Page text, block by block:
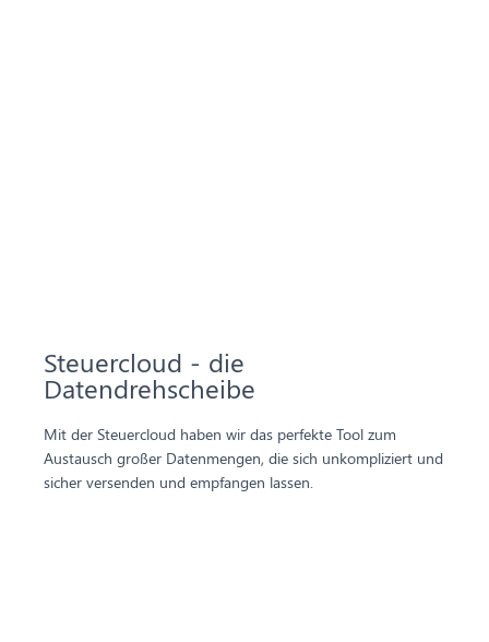
Steuercloud - die
Datendrehscheibe
Mit der Steuercloud haben wir das perfekte Tool zum
Austausch großer Datenmengen, die sich unkompliziert und
sicher versenden und empfangen lassen.